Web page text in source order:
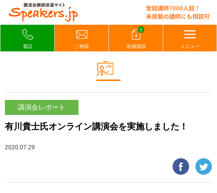
電話 ご相談
0
候補講師 メニュー
講演会レポート
有川貴士氏オンライン講演会を実施しました！
2020.07.29